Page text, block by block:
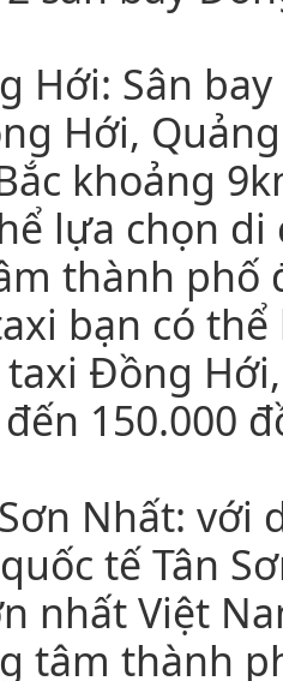
Hới: Sân
Hới,
khoảng
lựa chọn
thành phố
bạn có
Đồng
150.000
Nhất:
tế Tân
nhất Việt
tâm thành